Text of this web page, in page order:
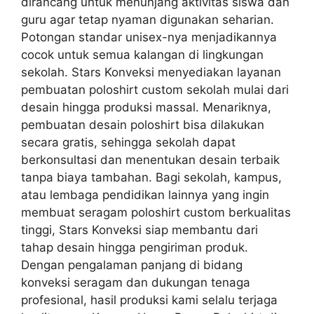
guru agar tetap nyaman digunakan seharian.
Potongan standar unisex-nya menjadikannya
cocok untuk semua kalangan di lingkungan
sekolah. Stars Konveksi menyediakan layanan
pembuatan poloshirt custom sekolah mulai dari
desain hingga produksi massal. Menariknya,
pembuatan desain poloshirt bisa dilakukan
secara gratis, sehingga sekolah dapat
berkonsultasi dan menentukan desain terbaik
tanpa biaya tambahan. Bagi sekolah, kampus,
atau lembaga pendidikan lainnya yang ingin
membuat seragam poloshirt custom berkualitas
tinggi, Stars Konveksi siap membantu dari
tahap desain hingga pengiriman produk.
Dengan pengalaman panjang di bidang
konveksi seragam dan dukungan tenaga
profesional, hasil produksi kami selalu terjaga